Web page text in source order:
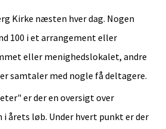
Kirke næsten hver dag. Nogen
100 i et arrangement eller
eller menighedslokalet, andre
samtaler med nogle få deltagere.
er der en oversigt over
i årets løb. Under hvert punkt er der